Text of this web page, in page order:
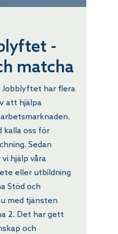
-
matcha
Jobblyftet har flera
att hjälpa
kalla oss för
Sedan
hjälp våra
eller utbildning
Stöd och
med tjänsten
2. Det har gett
och